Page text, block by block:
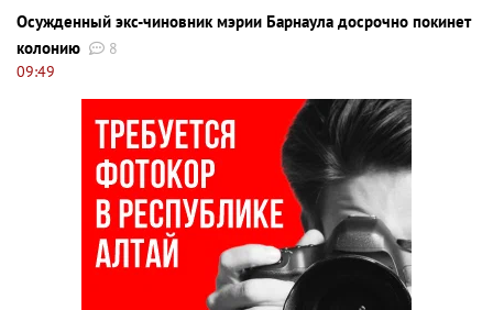
Осужденный экс-чиновник мэрии Барнаула досрочно покинет
колонию
8
09:49